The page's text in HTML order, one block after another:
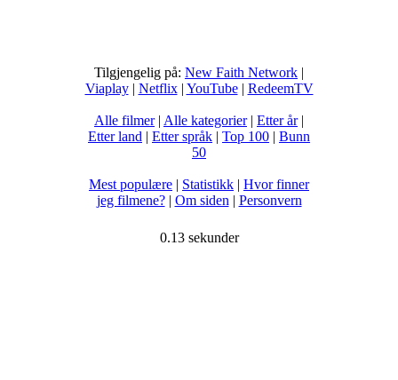
Tilgjengelig på: New Faith Network |
Viaplay| Netflix| YouTube| RedeemTV
Alle filmer| Alle kategorier| Etter år|
Etter land | Etter språk | Top 100 | Bunn
50
Mest populære | Statistikk | Hvor finner
jeg filmene?| Om siden | Personvern
0.13 sekunder